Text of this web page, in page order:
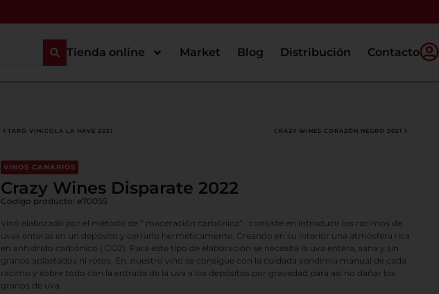
Tienda online Market Blog Distribución Contacto
TARO VINICOLA LA NAVE 2021 CRAZY WINES CORAZÓN NEGRO 2021
VINOS CANARIOS
Crazy Wines Disparate 2022
Código producto: e70055
Vino elaborado por el método de “ maceración carbónica” , consiste en introducir los racimos de
uvas enteras en un depósito y cerrarlo herméticamente. Creando en su interior una atmósfera rica
en anhídrido carbónico ( CO2). Para este tipo de elaboración se necesita la uva entera, sana y sin
granos aplastados ni rotos. En nuestro vino se consigue con la cuidada vendimia manual de cada
racimo y sobre todo con la entrada de la uva a los depósitos por gravedad para así no dañar los
granos de uva.